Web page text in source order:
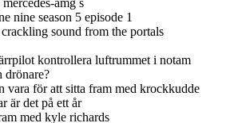
amg s
nine season 5 episode 1
sound from the portals
kontrollera luftrummet i notam
drönare?
vara för att sitta fram med krockkudde
är det på ett år
med kyle richards